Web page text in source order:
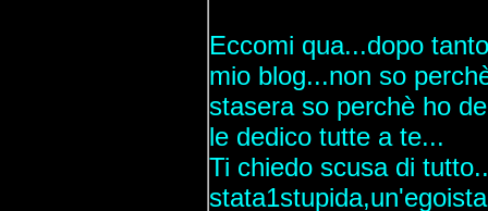
Eccomi qua...dopo
mio blog...non so
stasera so perchè ho
le dedico tutte a te...
Ti chiedo scusa di